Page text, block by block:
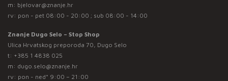
m: bjelovar@znanje.hr
rv: pon - pet 08:00 - 20:00 ; sub 08:00 - 14:00
Znanje Dugo Selo – Stop Shop
Ulica Hrvatskog preporoda 70, Dugo Selo
t: +385 1 4838 025
m: dugo.selo@znanje.hr
rv: pon - ned* 9:00 – 21:00